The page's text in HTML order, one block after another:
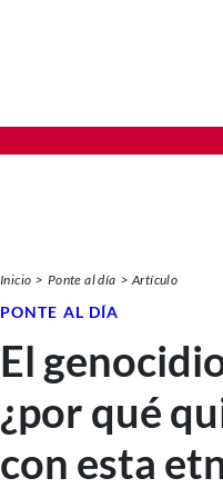
Inicio Ponte al día Artículo
PONTE AL DÍA
El
¿por qué
con esta